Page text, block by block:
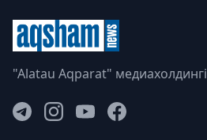
"Alatau Aqparat" медиахолдингі